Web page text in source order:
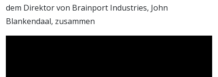
dem Direktor von Brainport Industries, John
Blankendaal, zusammen